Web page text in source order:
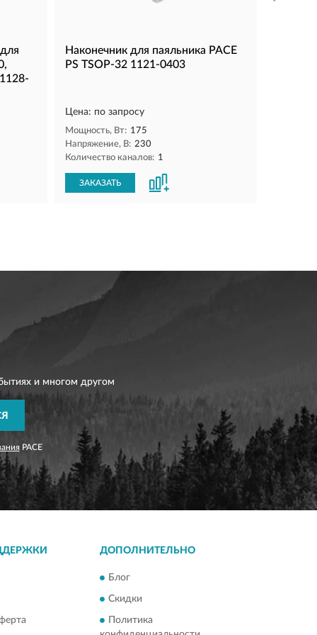
Наконечник для паяльника PACE
PS TSOP-32 1121-0403
Цена: по запросу
Мощность, Вт: 175
Напряжение, В: 230
Количество каналов: 1
ЗАКАЗАТЬ
и многом другом
PACE
ДОПОЛНИТЕЛЬНО
Блог
Скидки
Политика